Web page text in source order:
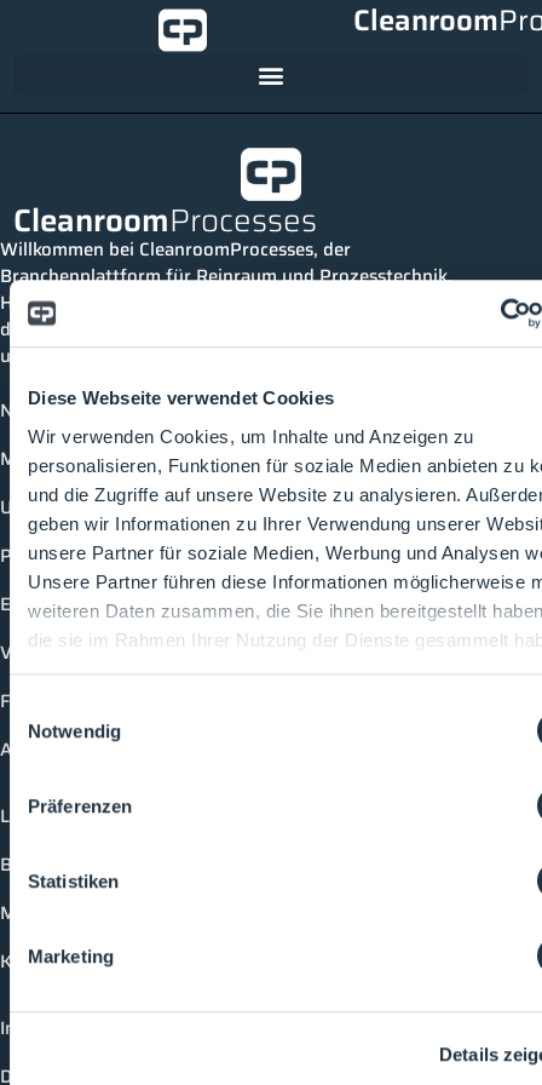
Diese Webseite verwendet Cookies
Wir verwenden Cookies, um Inhalte und Anzeigen zu
personalisieren, Funktionen für soziale Medien anbieten zu
und die Zugriffe auf unsere Website zu analysieren.
geben wir Informationen zu Ihrer Verwendung unserer
unsere Partner für soziale Medien, Werbung und Analysen
Unsere Partner führen diese Informationen möglicherweise
weiteren Daten zusammen, die Sie ihnen bereitgestellt
die sie im Rahmen Ihrer Nutzung der Dienste gesammelt
Einwilligungsauswahl
Notwendig
Präferenzen
Statistiken
Marketing
Details
Cleanroom
CleanroomProcesses
Willkommen bei CleanroomProcesses, der
Branchenplattform für Reinraum und Prozesstechnik.
Hier bleibst du immer auf dem neuesten Stand, kannst
dich mit anderen verknüpfen und alle relevanten Themen
und Events der Branche entdecken.
News
Mediathek
Unternehmen
Produkte
Events
Vorträge
Future-Faces
Academy
Login
Buchungsmöglichkeiten
Medienformate
Kontakt
Impressum
Datenschutzerklärung